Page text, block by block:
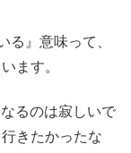
る』意味って、
ます。
るのは寂しいで
きたかったな